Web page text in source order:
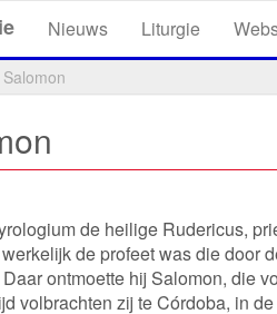
Nieuws Liturgie
de heilige Rudericus,
de profeet was die door
ontmoette hij Salomon, die
volbrachten zij te Córdoba, in